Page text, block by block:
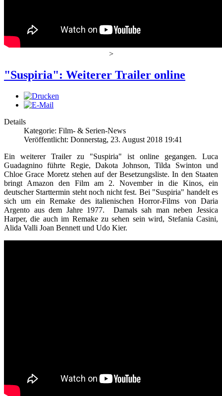
>
"Suspiria": Weiterer Trailer online
Details
Kategorie: Film- & Serien-News
Veröffentlicht: Donnerstag, 23. August 2018 19:41
Ein weiterer Trailer zu "Suspiria" ist online gegangen. Luca
Guadagnino führte Regie, Dakota Johnson, Tilda Swinton und
Chloe Grace Moretz stehen auf der Besetzungsliste. In den Staaten
bringt Amazon den Film am 2. November in die Kinos, ein
deutscher Starttermin steht noch nicht fest. Bei "Suspiria" handelt es
sich um ein Remake des italienischen Horror-Films von Daria
Argento aus dem Jahre 1977. Damals sah man neben Jessica
Harper, die auch im Remake zu sehen sein wird, Stefania Casini,
Alida Valli Joan Bennett und Udo Kier.